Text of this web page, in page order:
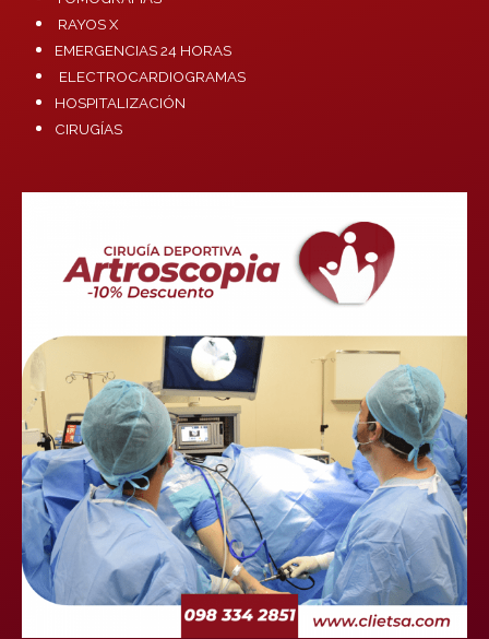
RAYOS X
EMERGENCIAS 24 HORAS
ELECTROCARDIOGRAMAS
HOSPITALIZACIÓN
CIRUGÍAS